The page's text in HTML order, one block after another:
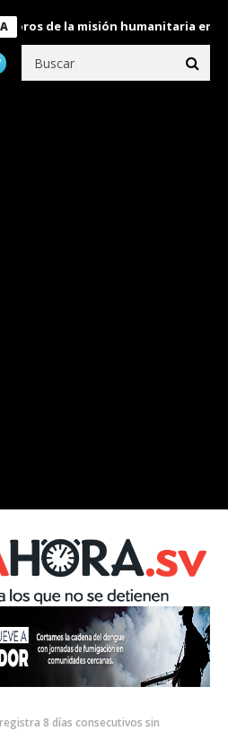
de la misión humanitaria enviada
8 días consecutivos sin